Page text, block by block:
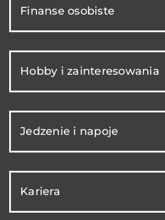
Finanse osobiste
Hobby i zainteresowania
Jedzenie i napoje
Kariera